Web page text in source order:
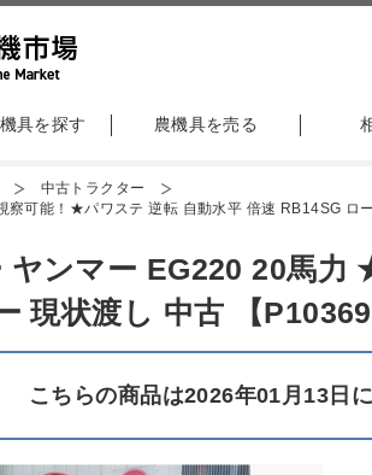
具を探す 農機具を売る
中古トラクター
可能！★パワステ 逆転 自動水平 倍速 RB14SG ロ
ヤンマー EG220 20馬
現状渡し 中古 【
こちらの商品は2026年01月13日に